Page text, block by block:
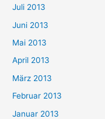
Juli 2013
Juni 2013
Mai 2013
April 2013
März 2013
Februar 2013
Januar 2013